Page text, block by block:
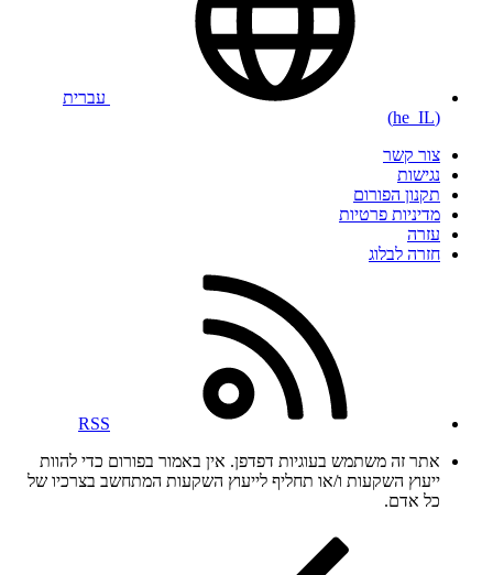
עברית
(he_IL)
צור קשר
נגישות
תקנון הפורום
מדיניות פרטיות
עזרה
חזרה לבלוג
RSS
אתר זה משתמש בעוגיות דפדפן. אין באמור בפורום כדי להוות
ייעוץ השקעות ו/או תחליף לייעוץ השקעות המתחשב בצרכיו של
כל אדם.